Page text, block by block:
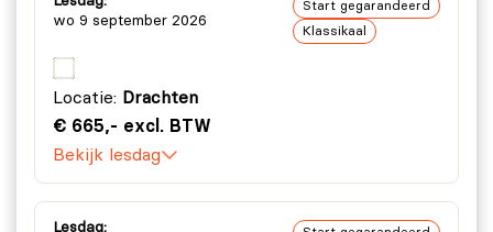
wo 9 september 2026
Start gegarandeerd
Klassikaal
Locatie: Drachten
€ 665,- excl. BTW
Bekijk lesdag
Lesdag: